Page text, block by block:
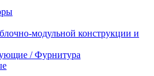
модульной конструкции и
/ Фурнитура